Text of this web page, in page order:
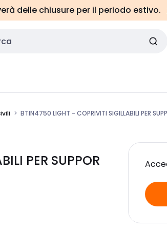
delle chiusure per il periodo estivo.
BTIN4750 LIGHT - COPRIVITI SIGILLABILI PER
PER SUPPOR